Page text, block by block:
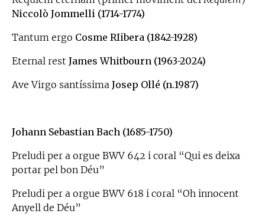
Niccolò Jommelli (1714-1774)
Tantum ergo Cosme RIibera (1842-1928)
Eternal rest James Whitbourn (1963-2024)
Ave Virgo santíssima Josep Ollé (n.1987)
Johann Sebastian Bach (1685-1750)
Preludi per a orgue BWV 642 i coral “Qui es deixa
portar pel bon Déu”
Preludi per a orgue BWV 618 i coral “Oh innocent
Anyell de Déu”